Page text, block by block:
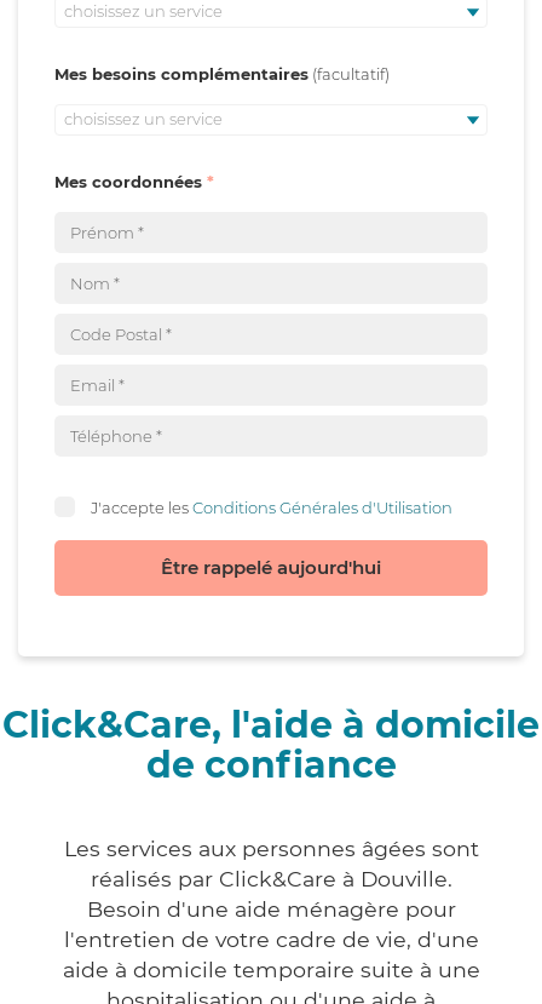
choisissez un service
Mes besoins complémentaires
choisissez un service
Mes coordonnées
J'accepte lesConditions Générales d'Utilisation
Être rappelé aujourd'hui
Click&Care, l'aide à domicile
de confiance
Les services aux personnes âgées sont
réalisés par Click&Care à Douville.
Besoin d'une aide ménagère pour
l'entretien de votre cadre de vie, d'une
aide à domicile temporaire suite à une